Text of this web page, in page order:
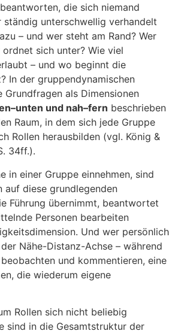
die sich niemand
unterschwellig verhandelt
– und wer steht am Rand? Wer
sich unter? Wie viel
– und wo beginnt die
In der gruppendynamischen
als Dimensionen
und nah–fern beschrieben
Raum, in dem sich jede Gruppe
Rollen herausbilden (vgl. König &
34ff.).
in einer Gruppe einnehmen, sind
diese grundlegenden
Führung übernimmt, beantwortet
Personen bearbeiten
Und wer persönlich
Nähe-Distanz-Achse – während
und kommentieren, eine
die wiederum eigene
Rollen sich nicht beliebig
sind in die Gesamtstruktur der